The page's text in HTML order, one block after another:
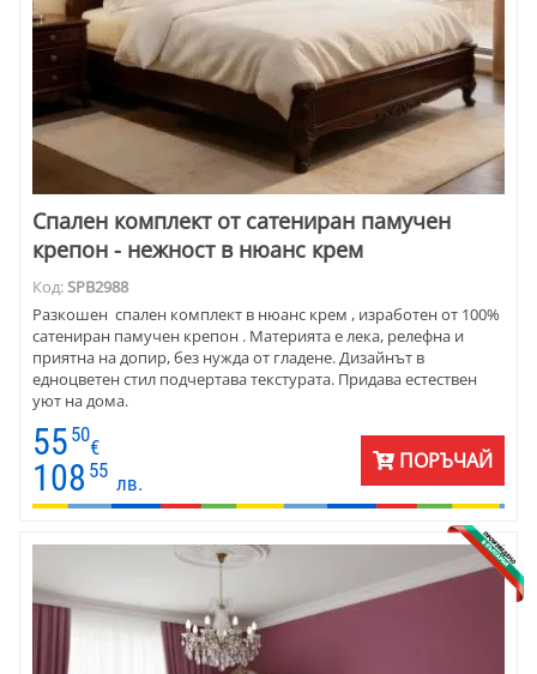
Спален комплект от сатениран памучен
крепон - нежност в нюанс крем
Код:SPB2988
Разкошен спален комплект в нюанс крем , изработен от 100%
сатениран памучен крепон . Материята е лека, релефна и
приятна на допир, без нужда от гладене. Дизайнът в
едноцветен стил подчертава текстурата. Придава естествен
уют на дома.
55 50
€
108 55
лв.
ПОРЪЧАЙ